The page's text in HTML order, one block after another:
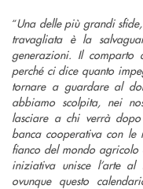
“Una delle più grandi
travagliata è la
generazioni. Il comparto
perché ci dice quanto
tornare a guardare al
abbiamo scolpita, nei
lasciare a chi verrà
banca cooperativa con
fianco del mondo agricolo
iniziativa unisce l’arte
ovunque questo